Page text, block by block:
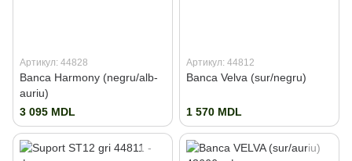
Артикул: 44828
Banca Harmony (negru/alb-
auriu)
3 095 MDL
Артикул: 44812
Banca Velva (sur/negru)
1 570 MDL